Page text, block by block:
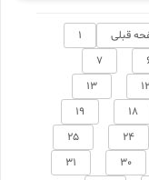
قبلی
1
7
12
13
18
19
24
25
30
31